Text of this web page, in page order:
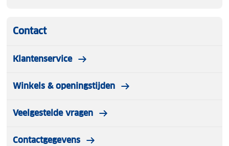
Contact
Klantenservice
Winkels & openingstijden
Veelgestelde vragen
Contactgegevens